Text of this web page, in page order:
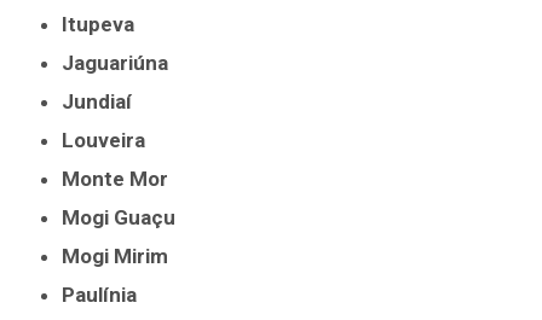
Itupeva
Jaguariúna
Jundiaí
Louveira
Monte Mor
Mogi Guaçu
Mogi Mirim
Paulínia